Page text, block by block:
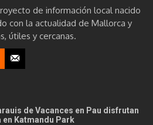
de información local nacido
con la actualidad de Mallorca y
útiles y cercanas.
de Vacances en Pau disfrutan
en Katmandu Park